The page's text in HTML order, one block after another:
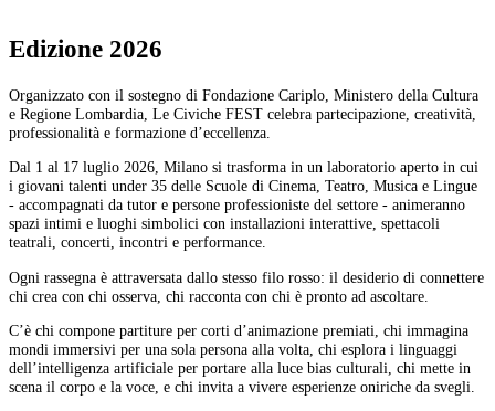
Edizione 2026
Organizzato con il sostegno di Fondazione Cariplo, Ministero della Cultura
e Regione Lombardia, Le Civiche FEST celebra partecipazione, creatività,
professionalità e formazione d’eccellenza.
Dal 1 al 17 luglio 2026, Milano si trasforma in un laboratorio aperto in cui
i giovani talenti under 35 delle Scuole di Cinema, Teatro, Musica e Lingue
- accompagnati da tutor e persone professioniste del settore - animeranno
spazi intimi e luoghi simbolici con installazioni interattive, spettacoli
teatrali, concerti, incontri e performance.
Ogni rassegna è attraversata dallo stesso filo rosso: il desiderio di connettere
chi crea con chi osserva, chi racconta con chi è pronto ad ascoltare.
C’è chi compone partiture per corti d’animazione premiati, chi immagina
mondi immersivi per una sola persona alla volta, chi esplora i linguaggi
dell’intelligenza artificiale per portare alla luce bias culturali, chi mette in
scena il corpo e la voce, e chi invita a vivere esperienze oniriche da svegli.